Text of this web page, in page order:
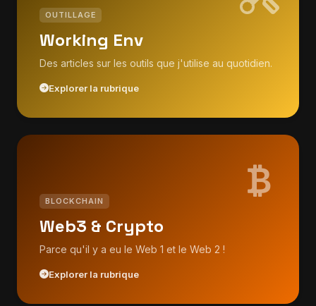
OUTILLAGE
Working Env
Des articles sur les outils que j'utilise au quotidien.
Explorer la rubrique
BLOCKCHAIN
Web3 & Crypto
Parce qu'il y a eu le Web 1 et le Web 2 !
Explorer la rubrique